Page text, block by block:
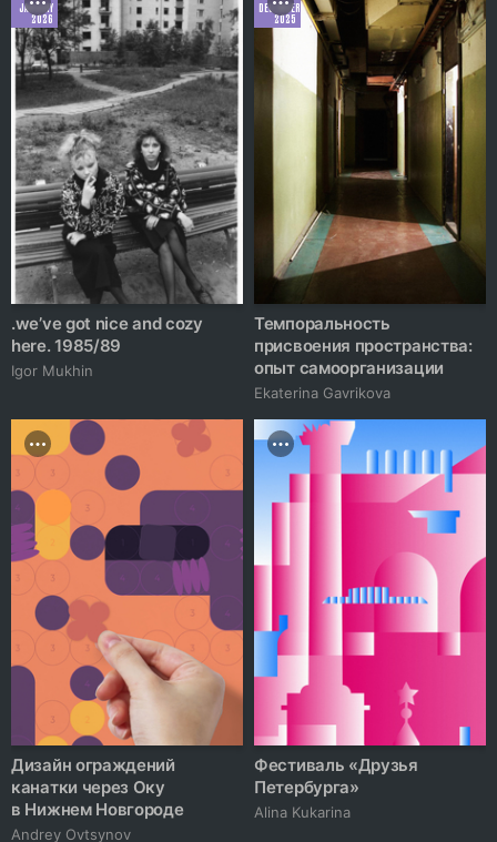
JANUARY
2026
.we’ve got nice and cozy
here. 1985/89
Igor Mukhin
DECEMBER
2025
Темпоральность
присвоения пространства:
опыт самоорганизации
Ekaterina Gavrikova
Дизайн ограждений
канатки через Оку
в Нижнем Новгороде
Andrey Ovtsynov
Фестиваль «Друзья
Петербурга»
Alina Kukarina